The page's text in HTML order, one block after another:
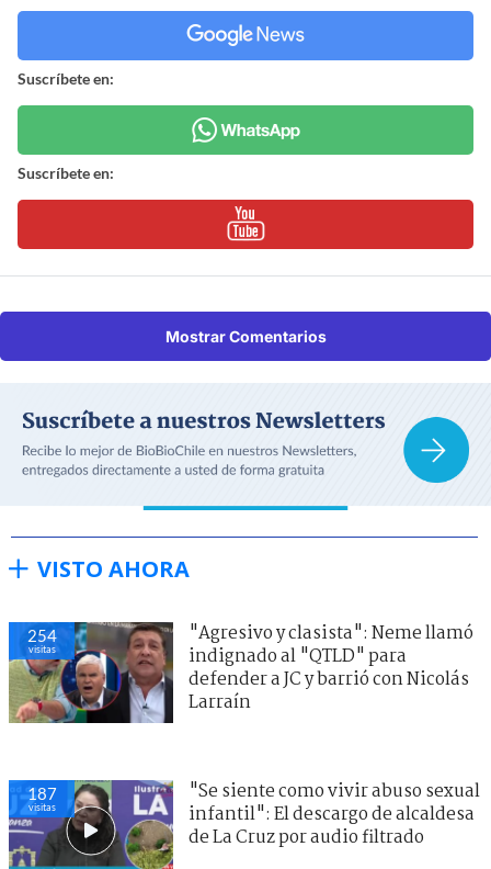
Suscríbete en:
Suscríbete en:
Mostrar Comentarios
VISTO AHORA
254
visitas
"Agresivo y clasista": Neme llamó
indignado al "QTLD" para
defender a JC y barrió con Nicolás
Larraín
187
visitas
"Se siente como vivir abuso sexual
infantil": El descargo de alcaldesa
de La Cruz por audio filtrado